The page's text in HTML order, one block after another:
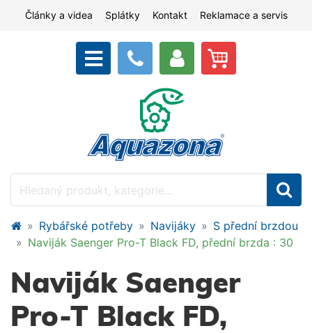
Články a videa Splátky Kontakt Reklamace a servis
Rybářské potřeby Navijáky
S přední brzdou
Naviják Saenger Pro-T Black FD, přední brzda : 30
Naviják Saenger
Pro-T Black FD,